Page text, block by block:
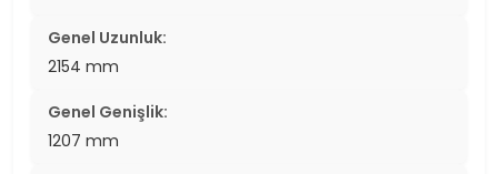
Genel Uzunluk:
2154 mm
Genel Genişlik:
1207 mm